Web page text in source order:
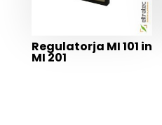
Regulatorja MI 101 in
MI 201